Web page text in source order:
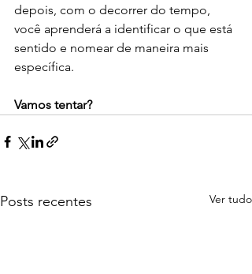
depois, com o decorrer do tempo,
você aprenderá a identificar o que está
sentido e nomear de maneira mais
específica.
Vamos tentar?
Posts recentes Ver tudo